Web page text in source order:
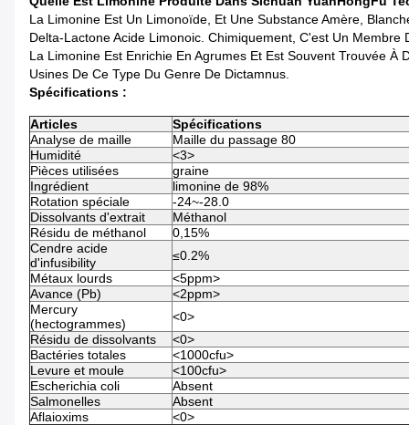
La Limonine Est Un Limonoïde, Et Une Substance Amère,
Delta-Lactone Acide Limonoic. Chimiquement, C'est Un
La Limonine Est Enrichie En Agrumes Et Est Souvent Trouvée
Usines De Ce Type Du Genre De Dictamnus.
Spécifications :
Articles
Spécifications
Analyse de maille
Maille du passage 80
Humidité
<3>
Pièces utilisées
graine
Ingrédient
limonine de 98%
Rotation spéciale
-24~-28.0
Dissolvants d'extrait
Méthanol
Résidu de méthanol
0,15%
Cendre acide
d'infusibility
≤0.2%
Métaux lourds
<5ppm>
Avance (Pb)
<2ppm>
Mercury
(hectogrammes)
<0>
Résidu de dissolvants
<0>
Bactéries totales
<1000cfu>
Levure et moule
<100cfu>
Escherichia coli
Absent
Salmonelles
Absent
Aflaioxims
<0>